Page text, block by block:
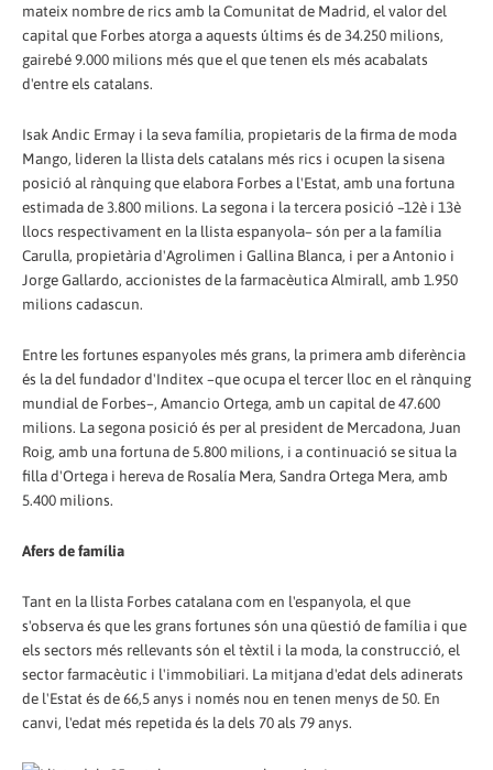
mateix nombre de rics amb la Comunitat de Madrid, el valor del
capital que Forbes atorga a aquests últims és de 34.250 milions,
gairebé 9.000 milions més que el que tenen els més acabalats
d'entre els catalans.
Isak Andic Ermay i la seva família, propietaris de la firma de moda
Mango, lideren la llista dels catalans més rics i ocupen la sisena
posició al rànquing que elabora Forbes a l'Estat, amb una fortuna
estimada de 3.800 milions. La segona i la tercera posició –12è i 13è
llocs respectivament en la llista espanyola– són per a la família
Carulla, propietària d'Agrolimen i Gallina Blanca, i per a Antonio i
Jorge Gallardo, accionistes de la farmacèutica Almirall, amb 1.950
milions cadascun.
Entre les fortunes espanyoles més grans, la primera amb diferència
és la del fundador d'Inditex –que ocupa el tercer lloc en el rànquing
mundial de Forbes–, Amancio Ortega, amb un capital de 47.600
milions. La segona posició és per al president de Mercadona, Juan
Roig, amb una fortuna de 5.800 milions, i a continuació se situa la
filla d'Ortega i hereva de Rosalía Mera, Sandra Ortega Mera, amb
5.400 milions.
Afers de família
Tant en la llista Forbes catalana com en l'espanyola, el que
s'observa és que les grans fortunes són una qüestió de família i que
els sectors més rellevants són el tèxtil i la moda, la construcció, el
sector farmacèutic i l'immobiliari. La mitjana d'edat dels adinerats
de l'Estat és de 66,5 anys i només nou en tenen menys de 50. En
canvi, l'edat més repetida és la dels 70 als 79 anys.